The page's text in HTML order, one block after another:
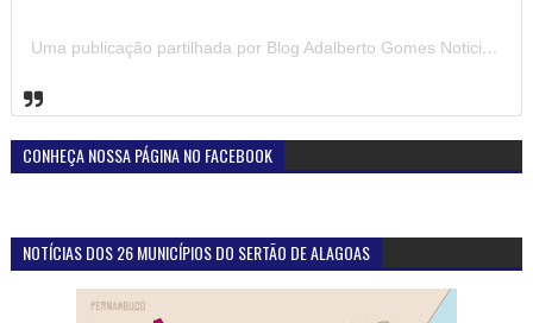
Uma publicação partilhada por Blog Adalberto Gomes Noticias (@blogadalbertogomesnoticiass)
CONHEÇA NOSSA PÁGINA NO FACEBOOK
NOTÍCIAS DOS 26 MUNICÍPIOS DO SERTÃO DE ALAGOAS